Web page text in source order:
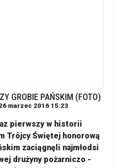
GROBIE PAŃSKIM (FOTO)
marzec 2016 15:23
pierwszy w historii
Trójcy Świętej honorową
zaciągnęli najmłodsi
drużyny pożarniczo -